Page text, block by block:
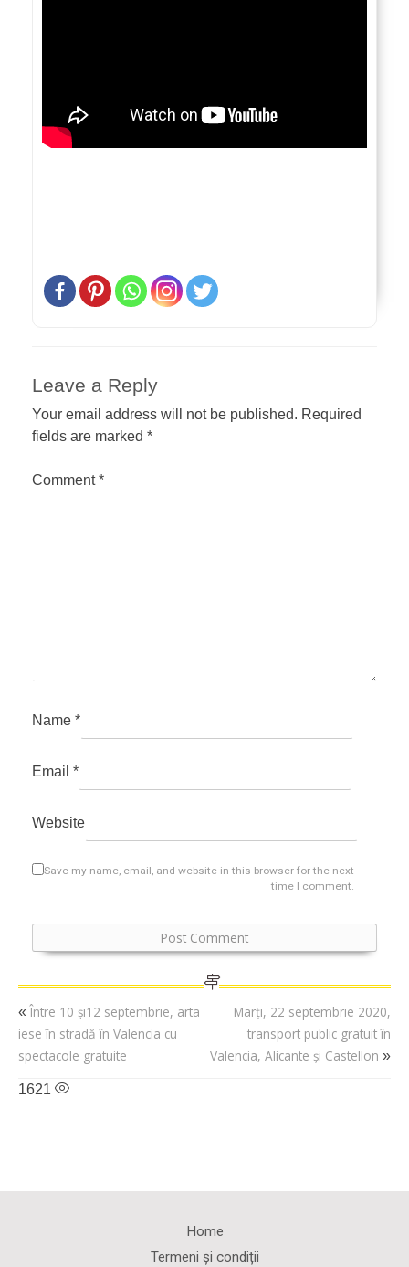
Leave a Reply
Your email address will not be published. Required
fields are marked *
Comment*
Name *
Email *
Website
Save my name, email, and website in this browser for the next
time I comment.
«Între 10 și12 septembrie, arta
iese în stradă în Valencia cu
spectacole gratuite
Marți, 22 septembrie 2020,
transport public gratuit în
Valencia, Alicante și Castellon »
1621
Home
Termeni și condiții